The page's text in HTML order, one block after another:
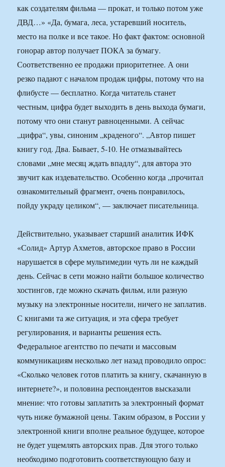
как создателям фильма — прокат, и только потом уже
ДВД…» «Да, бумага, леса, устаревший носитель,
место на полке и все такое. Но факт фактом: основной
гонорар автор получает ПОКА за бумагу.
Соответственно ее продажи приоритетнее. А они
резко падают с началом продаж цифры, потому что на
флибусте — бесплатно. Когда читатель станет
честным, цифра будет выходить в день выхода бумаги,
потому что они станут равноценными. А сейчас
„цифра“, увы, синоним „краденого“. „Автор пишет
книгу год. Два. Бывает, 5-10. Не отмазывайтесь
словами „мне месяц ждать впадлу“, для автора это
звучит как издевательство. Особенно когда „прочитал
ознакомительный фрагмент, очень понравилось,
пойду украду целиком“, — заключает писательница.
Действительно, указывает старший аналитик ИФК
«Солид» Артур Ахметов, авторское право в России
нарушается в сфере мультимедии чуть ли не каждый
день. Сейчас в сети можно найти большое количество
хостингов, где можно скачать фильм, или разную
музыку на электронные носители, ничего не заплатив.
С книгами та же ситуация, и эта сфера требует
регулирования, и варианты решения есть.
Федеральное агентство по печати и массовым
коммуникациям несколько лет назад проводило опрос:
«Сколько человек готов платить за книгу, скачанную в
интернете?», и половина респондентов высказали
мнение: что готовы заплатить за электронный формат
чуть ниже бумажной цены. Таким образом, в России у
электронной книги вполне реальное будущее, которое
не будет ущемлять авторских прав. Для этого только
необходимо подготовить соответствующую базу и